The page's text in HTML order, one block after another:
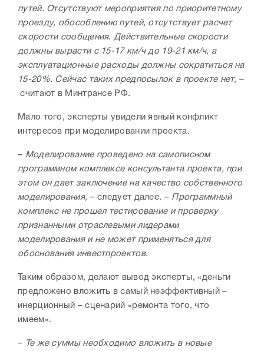
путей. Отсутствуют мероприятия по приоритетному
проезду, обособлению путей, отсутствует расчет
скорости сообщения. Действительные скорости
должны вырасти с 15-17 км/ч до 19-21 км/ч, а
эксплуатационные расходы должны сократиться на
15-20%. Сейчас таких предпосылок в проекте нет, –
считают в Минтрансе РФ.
Мало того, эксперты увидели явный конфликт
интересов при моделировании проекта.
– Моделирование проведено на самописном
программном комплексе консультанта проекта, при
этом он дает заключение на качество собственного
моделирования, – следует далее. – Программный
комплекс не прошел тестирование и проверку
признанными отраслевыми лидерами
моделирования и не может применяться для
обоснования инвестпроектов.
Таким образом, делают вывод эксперты, «деньги
предложено вложить в самый неэффективный –
инерционный – сценарий «ремонта того, что
имеем».
– Те же суммы необходимо вложить в новые